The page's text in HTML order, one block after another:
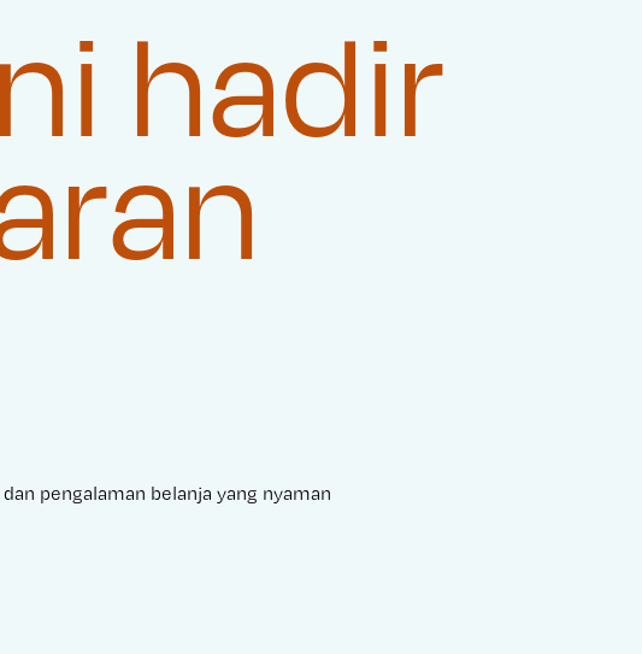
hadir
pengalaman belanja yang nyaman